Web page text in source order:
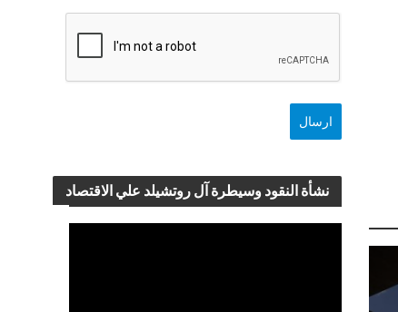
نشأة النقود وسيطرة آل روتشيلد علي الاقتصاد